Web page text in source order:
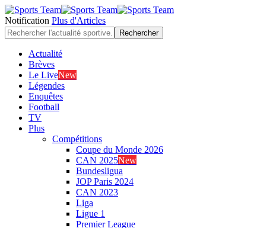
Notification Plus d'Articles
Actualité
Brèves
Le LiveNew
Légendes
Enquêtes
Football
TV
Plus
Compétitions
Coupe du Monde 2026
CAN 2025New
Bundesligua
JOP Paris 2024
CAN 2023
Liga
Ligue 1
Premier League